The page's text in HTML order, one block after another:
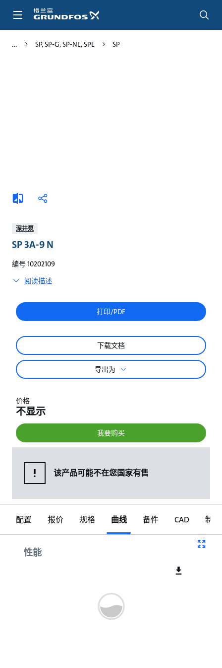
SP, SP-G, SP-NE, SPE SP
添
加
较
分
深井泵
SP 3A-9 N
编号 10202109
阅读描述
打印/PDF
下载文档
导出为
价格
不显示
我要购买
该产品可能不在您国家有售
配置 报价 规格 曲线 备件 CAD 制图
性能